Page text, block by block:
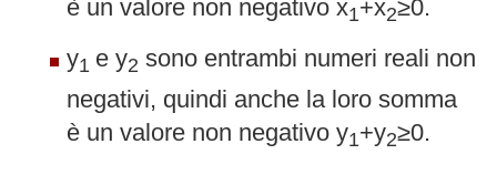
è un valore non negativo x1+x2≥0.
y1 e y2 sono entrambi numeri reali non
negativi, quindi anche la loro somma
è un valore non negativo y1+y2≥0.